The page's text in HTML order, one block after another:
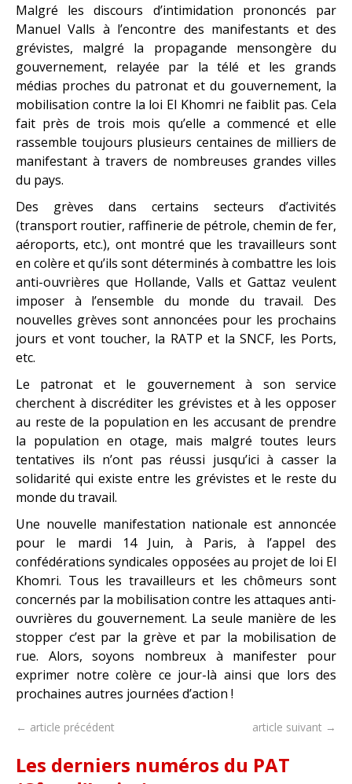
Malgré les discours d’intimidation prononcés par
Manuel Valls à l’encontre des manifestants et des
grévistes, malgré la propagande mensongère du
gouvernement, relayée par la télé et les grands
médias proches du patronat et du gouvernement, la
mobilisation contre la loi El Khomri ne faiblit pas. Cela
fait près de trois mois qu’elle a commencé et elle
rassemble toujours plusieurs centaines de milliers de
manifestant à travers de nombreuses grandes villes
du pays.
Des grèves dans certains secteurs d’activités
(transport routier, raffinerie de pétrole, chemin de fer,
aéroports, etc.), ont montré que les travailleurs sont
en colère et qu’ils sont déterminés à combattre les lois
anti-ouvrières que Hollande, Valls et Gattaz veulent
imposer à l’ensemble du monde du travail. Des
nouvelles grèves sont annoncées pour les prochains
jours et vont toucher, la RATP et la SNCF, les Ports,
etc.
Le patronat et le gouvernement à son service
cherchent à discréditer les grévistes et à les opposer
au reste de la population en les accusant de prendre
la population en otage, mais malgré toutes leurs
tentatives ils n’ont pas réussi jusqu’ici à casser la
solidarité qui existe entre les grévistes et le reste du
monde du travail.
Une nouvelle manifestation nationale est annoncée
pour le mardi 14 Juin, à Paris, à l’appel des
confédérations syndicales opposées au projet de loi El
Khomri. Tous les travailleurs et les chômeurs sont
concernés par la mobilisation contre les attaques anti-
ouvrières du gouvernement. La seule manière de les
stopper c’est par la grève et par la mobilisation de
rue. Alors, soyons nombreux à manifester pour
exprimer notre colère ce jour-là ainsi que lors des
prochaines autres journées d’action !
← article précédent article suivant →
Les derniers numéros du PAT